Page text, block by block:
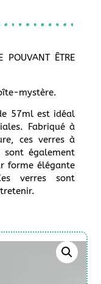
POUVANT ÊTRE
mystère.
57ml est idéal
Fabriqué à
ces verres à
également
forme élégante
verres sont